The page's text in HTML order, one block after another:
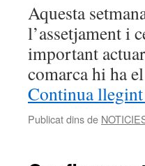
Aquesta
l’assetjament i
important
comarca hi ha
Continua llegint
Publicat dins de